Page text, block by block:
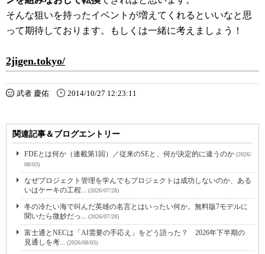
そんな狙いを持ったイベントが増えてくれるといいなと思
って期待しております。もしくは一緒に考えましょう！
2jigen.tokyo/
武者 慶佑 2014/10/27 12:23:11
関連記事＆ブログエントリー
FDEとは何か（連載第1回）／従来のSEと、何が決定的に違うのか (2026/
08/03)
なぜプロジェクト管理を学んでもプロジェクトは成功しないのか、ある
いはケーキの工程... (2026/07/28)
冬の冷たい海で叫んだ英雄の名言とはいったい何か。無料版7モデルに
聞いたら微妙だっ... (2026/07/28)
富士通とNECは「AI需要の手応え」をどう語った？ 2026年下半期の
見通しを考... (2026/08/03)